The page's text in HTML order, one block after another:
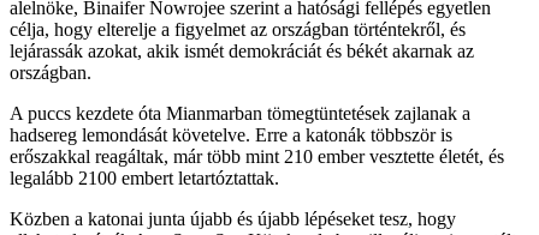
alelnöke, Binaifer Nowrojee szerint a hatósági fellépés egyetlen
célja, hogy elterelje a figyelmet az országban történtekről, és
lejárassák azokat, akik ismét demokráciát és békét akarnak az
országban.
A puccs kezdete óta Mianmarban tömegtüntetések zajlanak a
hadsereg lemondását követelve. Erre a katonák többször is
erőszakkal reagáltak, már több mint 210 ember vesztette életét, és
legalább 2100 embert letartóztattak.
Közben a katonai junta újabb és újabb lépéseket tesz, hogy